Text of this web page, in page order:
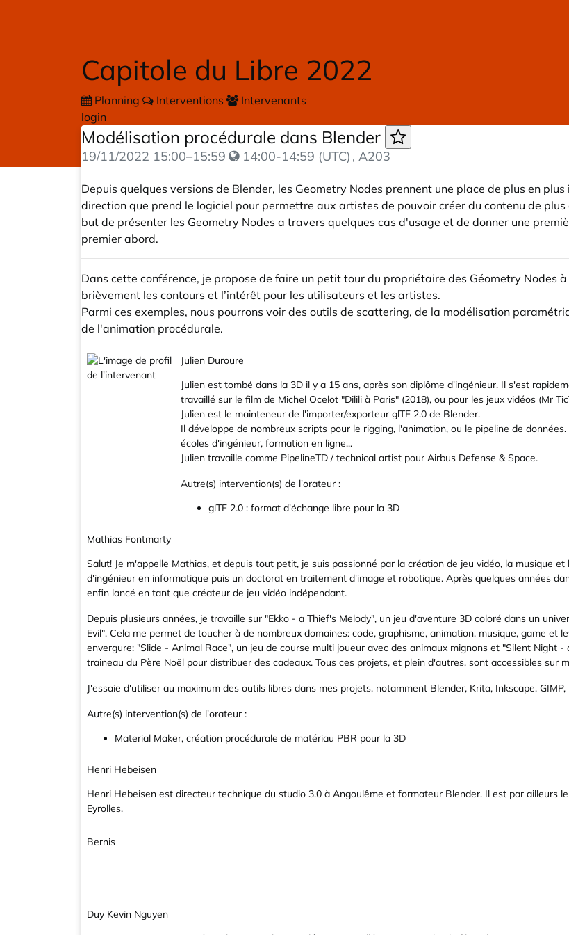
Capitole du Libre 2022
Planning Interventions
Intervenants
login
Modélisation procédurale dans Blender
19/11/2022 15:00–15:59 14:00-14:59 (UTC) , A203
Depuis quelques versions de Blender, les Geometry Nodes prennent une place de plus en
direction que prend le logiciel pour permettre aux artistes de pouvoir créer du contenu de
but de présenter les Geometry Nodes a travers quelques cas d'usage et de donner une
premier abord.
Dans cette conférence, je propose de faire un petit tour du propriétaire des Géometry Nodes
brièvement les contours et l’intérêt pour les utilisateurs et les artistes.
Parmi ces exemples, nous pourrons voir des outils de scattering, de la modélisation
de l'animation procédurale.
Julien Duroure
Julien est tombé dans la 3D il y a 15 ans, après son diplôme d'ingénieur. Il s'est
travaillé sur le film de Michel Ocelot "Dilili à Paris" (2018), ou pour les jeux vidéos (Mr
Julien est le mainteneur de l'importer/exporteur glTF 2.0 de Blender.
Il développe de nombreux scripts pour le rigging, l'animation, ou le pipeline de
écoles d'ingénieur, formation en ligne...
Julien travaille comme PipelineTD / technical artist pour Airbus Defense & Space.
Autre(s) intervention(s) de l'orateur :
glTF 2.0 : format d'échange libre pour la 3D
Mathias Fontmarty
Salut! Je m'appelle Mathias, et depuis tout petit, je suis passionné par la création de jeu vidéo, la musique
d'ingénieur en informatique puis un doctorat en traitement d'image et robotique. Après quelques années
enfin lancé en tant que créateur de jeu vidéo indépendant.
Depuis plusieurs années, je travaille sur "Ekko - a Thief's Melody", un jeu d'aventure 3D coloré dans un
Evil". Cela me permet de toucher à de nombreux domaines: code, graphisme, animation, musique, game et
envergure: "Slide - Animal Race", un jeu de course multi joueur avec des animaux mignons et "Silent Night
traineau du Père Noël pour distribuer des cadeaux. Tous ces projets, et plein d'autres, sont accessibles sur
J'essaie d'utiliser au maximum des outils libres dans mes projets, notamment Blender, Krita, Inkscape,
Autre(s) intervention(s) de l'orateur :
Material Maker, création procédurale de matériau PBR pour la 3D
Henri Hebeisen
Henri Hebeisen est directeur technique du studio 3.0 à Angoulême et formateur Blender. Il est par ailleurs
Eyrolles.
Bernis
Duy Kevin Nguyen